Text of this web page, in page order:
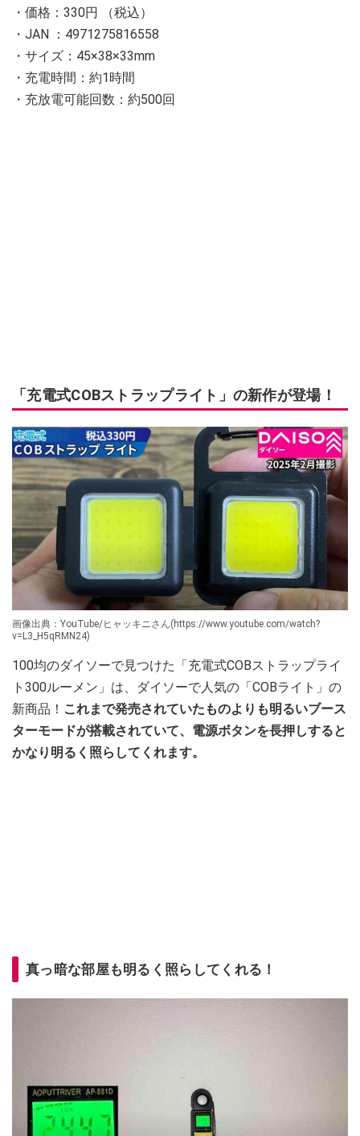
・価格：330円 （税込）
・JAN ：4971275816558
・サイズ：45×38×33mm
・充電時間：約1時間
・充放電可能回数：約500回
「充電式COBストラップライト」の新作が登場！
画像出典：YouTube/ヒャッキニさん(https://www.youtube.com/watch?
v=L3_H5qRMN24)
100均のダイソーで見つけた「充電式COBストラップライ
ト300ルーメン」は、ダイソーで人気の「COBライト」の
新商品！ これまで発売されていたものよりも明るいブース
ターモードが搭載されていて、電源ボタンを長押しすると
かなり明るく照らしてくれます。
真っ暗な部屋も明るく照らしてくれる！